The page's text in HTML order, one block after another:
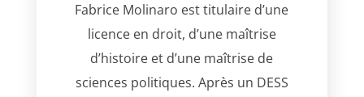
Fabrice Molinaro est titulaire d’une
licence en droit, d’une maîtrise
d’histoire et d’une maîtrise de
sciences politiques. Après un DESS